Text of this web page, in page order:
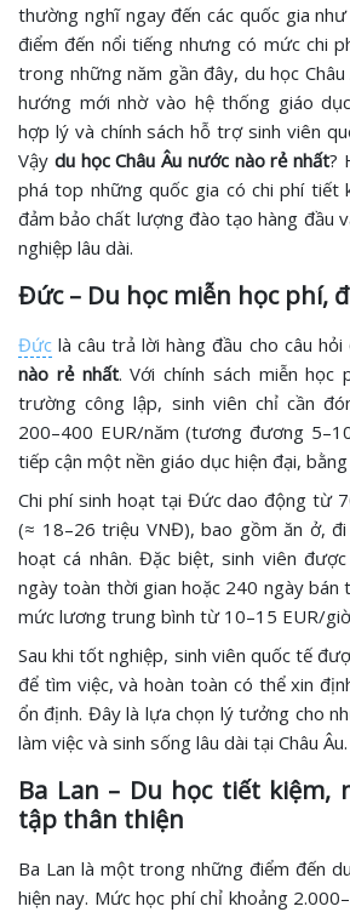
thường nghĩ ngay đến các quốc gia
điểm đến nổi tiếng nhưng có mức chi
trong những năm gần đây, du học
hướng mới nhờ vào hệ thống giáo
hợp lý và chính sách hỗ trợ sinh viên
Vậy du học Châu Âu nước nào rẻ nhất?
phá top những quốc gia có chi phí tiết
đảm bảo chất lượng đào tạo hàng đầu
nghiệp lâu dài.
Đức – Du học miễn học phí,
Đức là câu trả lời hàng đầu cho câu hỏi
nào rẻ nhất. Với chính sách miễn học
trường công lập, sinh viên chỉ cần
200–400 EUR/năm (tương đương
tiếp cận một nền giáo dục hiện đại,
Chi phí sinh hoạt tại Đức dao động từ
(≈ 18–26 triệu VNĐ), bao gồm ăn ở, đi
hoạt cá nhân. Đặc biệt, sinh viên
ngày toàn thời gian hoặc 240 ngày bán
mức lương trung bình từ 10–15 EUR/
Sau khi tốt nghiệp, sinh viên quốc tế
để tìm việc, và hoàn toàn có thể xin
ổn định. Đây là lựa chọn lý tưởng cho
làm việc và sinh sống lâu dài tại Châu Âu.
Ba Lan – Du học tiết kiệm,
tập thân thiện
Ba Lan là một trong những điểm đến
hiện nay. Mức học phí chỉ khoảng